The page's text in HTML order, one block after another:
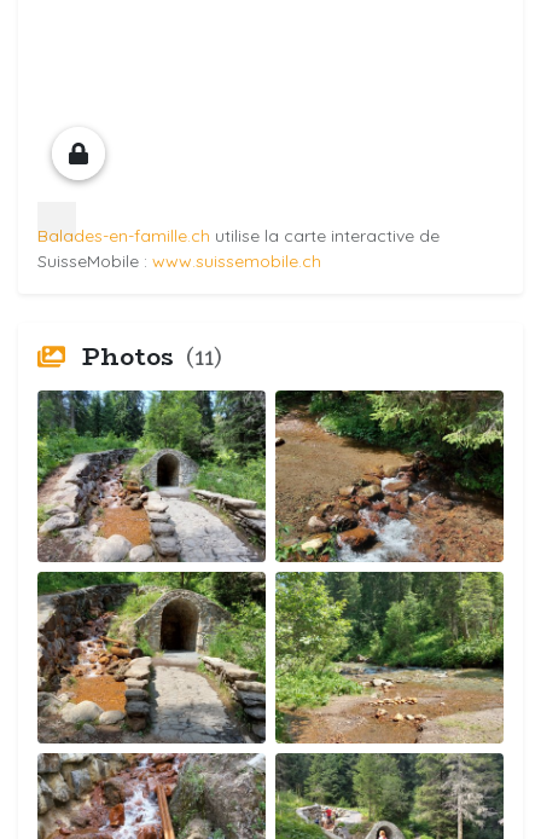
Balades-en-famille.ch utilise la carte interactive de
SuisseMobile : www.suissemobile.ch
Photos (11)